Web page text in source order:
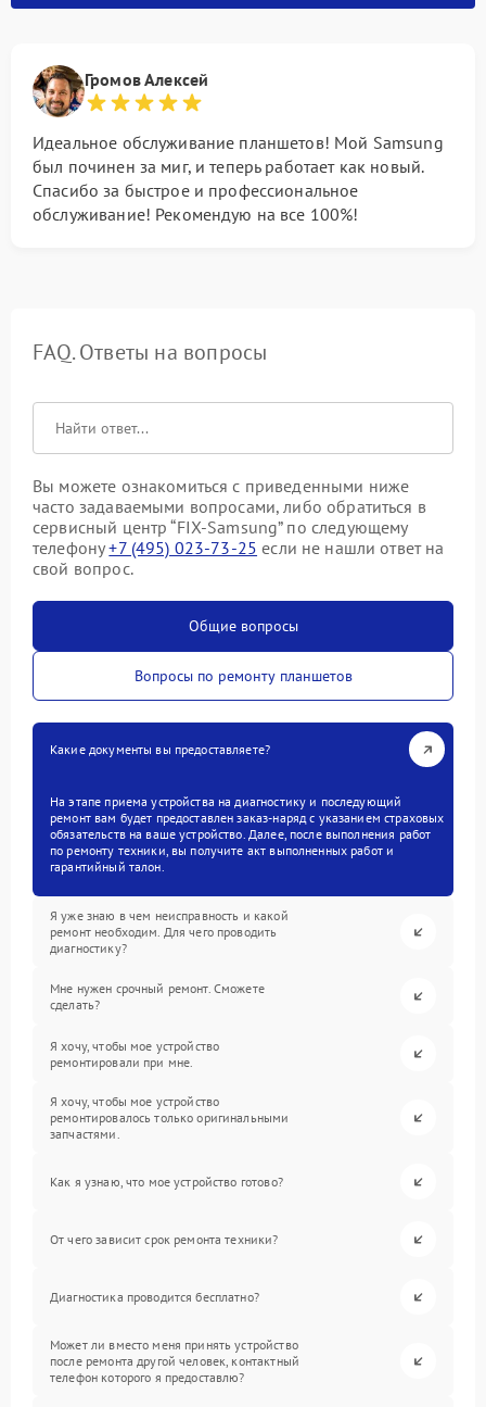
Громов Алексей
Идеальное обслуживание планшетов! Мой Samsung
был починен за миг, и теперь работает как новый.
Спасибо за быстрое и профессиональное
обслуживание! Рекомендую на все 100%!
FAQ. Ответы на вопросы
Вы можете ознакомиться с приведенными ниже
часто задаваемыми вопросами, либо обратиться в
сервисный центр “FIX-Samsung” по следующему
телефону+7 (495) 023-73-25 если не нашли ответ на
свой вопрос.
Общие вопросы
Вопросы по ремонту планшетов
Какие документы вы предоставляете?
На этапе приема устройства на диагностику и последующий
ремонт вам будет предоставлен заказ-наряд с указанием страховых
обязательств на ваше устройство. Далее, после выполнения работ
по ремонту техники, вы получите акт выполненных работ и
гарантийный талон.
Я уже знаю в чем неисправность и какой
ремонт необходим. Для чего проводить
диагностику?
Мне нужен срочный ремонт. Сможете
сделать?
Я хочу, чтобы мое устройство
ремонтировали при мне.
Я хочу, чтобы мое устройство
ремонтировалось только оригинальными
запчастями.
Как я узнаю, что мое устройство готово?
От чего зависит срок ремонта техники?
Диагностика проводится бесплатно?
Может ли вместо меня принять устройство
после ремонта другой человек, контактный
телефон которого я предоставлю?